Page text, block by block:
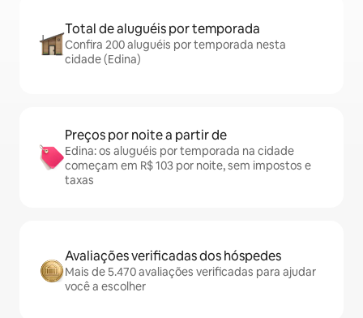
Total de aluguéis por temporada
Confira 200 aluguéis por temporada nesta
cidade (Edina)
Preços por noite a partir de
Edina: os aluguéis por temporada na cidade
começam em R$ 103 por noite, sem impostos e
taxas
Avaliações verificadas dos hóspedes
Mais de 5.470 avaliações verificadas para ajudar
você a escolher